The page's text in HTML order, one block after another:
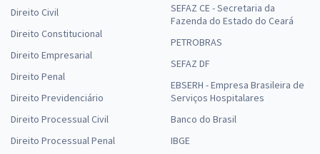
Direito Civil
Direito Constitucional
Direito Empresarial
Direito Penal
Direito Previdenciário
Direito Processual Civil
Direito Processual Penal
SEFAZ CE - Secretaria da
Fazenda do Estado do Ceará
PETROBRAS
SEFAZ DF
EBSERH - Empresa Brasileira de
Serviços Hospitalares
Banco do Brasil
IBGE